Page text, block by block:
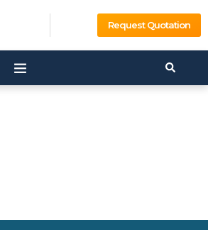
Request Quotation